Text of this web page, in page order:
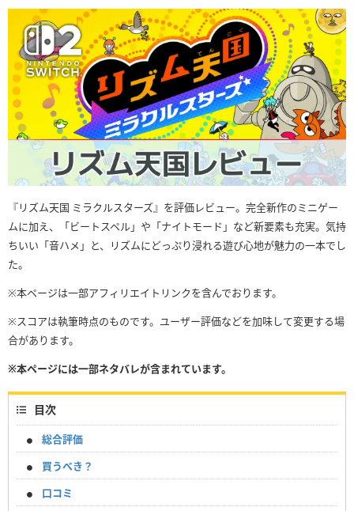
『リズム天国 ミラクルスターズ』を評価レビュー。完全新作のミニゲー
ムに加え、「ビートスペル」や「ナイトモード」など新要素も充実。気持
ちいい「音ハメ」と、リズムにどっぷり浸れる遊び心地が魅力の一本でし
た。
※本ページは一部アフィリエイトリンクを含んでおります。
※スコアは執筆時点のものです。ユーザー評価などを加味して変更する場
合があります。
※本ページには一部ネタバレが含まれています。
目次
総合評価
買うべき？
口コミ